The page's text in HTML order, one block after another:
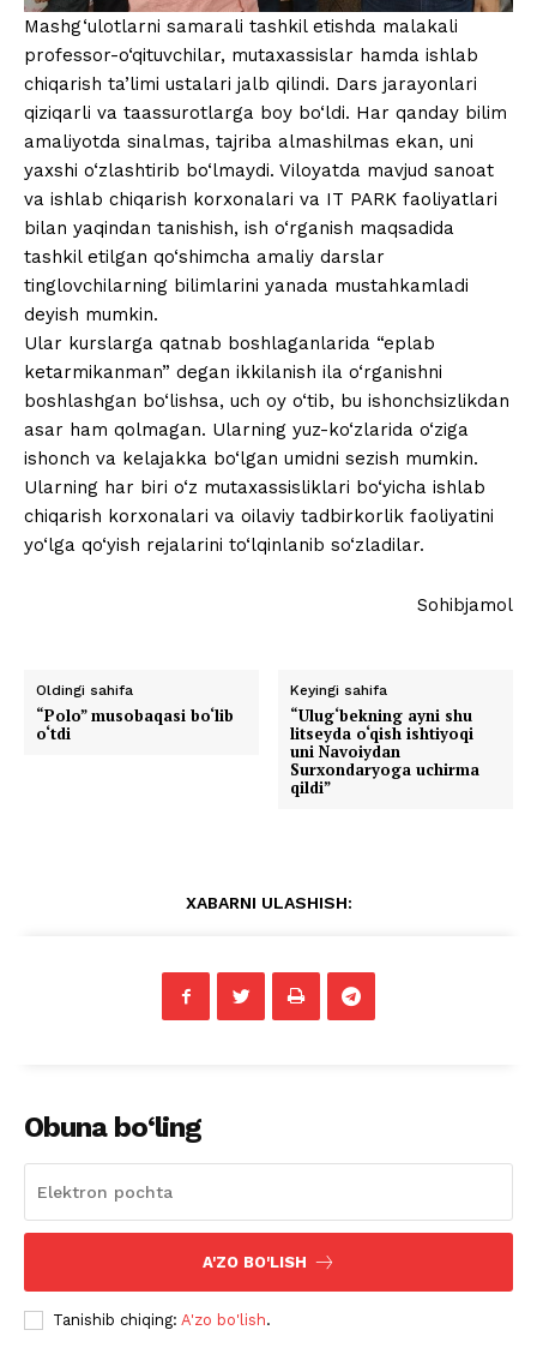
Mashg‘ulotlarni samarali tashkil etishda malakali
professor-o‘qituvchilar, mutaxassislar hamda ishlab
chiqarish ta’limi ustalari jalb qilindi. Dars jarayonlari
qiziqarli va taassurotlarga boy bo‘ldi. Har qanday bilim
amaliyotda sinalmas, tajriba almashilmas ekan, uni
yaxshi o‘zlashtirib bo‘lmaydi. Viloyatda mavjud sanoat
va ishlab chiqarish korxonalari va IT PARK faoliyatlari
bilan yaqindan tanishish, ish o‘rganish maqsadida
tashkil etilgan qo‘shimcha amaliy darslar
tinglovchilarning bilimlarini yanada mustahkamladi
deyish mumkin.
Ular kurslarga qatnab boshlaganlarida “eplab
ketarmikanman” degan ikkilanish ila o‘rganishni
boshlashgan bo‘lishsa, uch oy o‘tib, bu ishonchsizlikdan
asar ham qolmagan. Ularning yuz-ko‘zlarida o‘ziga
ishonch va kelajakka bo‘lgan umidni sezish mumkin.
Ularning har biri o‘z mutaxassisliklari bo‘yicha ishlab
chiqarish korxonalari va oilaviy tadbirkorlik faoliyatini
yo‘lga qo‘yish rejalarini to‘lqinlanib so‘zladilar.
Sohibjamol
Oldingi sahifa
“Polo” musobaqasi bo‘lib
o‘tdi
Keyingi sahifa
“Ulug‘bekning ayni shu
litseyda o‘qish ishtiyoqi
uni Navoiydan
Surxondaryoga uchirma
qildi”
XABARNI ULASHISH:
Obuna bo‘ling
A'ZO BO'LISH
Tanishib chiqing: A'zo bo'lish.